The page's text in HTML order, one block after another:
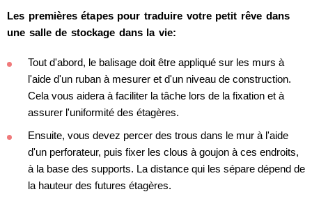
Les premières étapes pour traduire votre petit rêve dans
une salle de stockage dans la vie:
Tout d'abord, le balisage doit être appliqué sur les murs à
l'aide d'un ruban à mesurer et d'un niveau de construction.
Cela vous aidera à faciliter la tâche lors de la fixation et à
assurer l'uniformité des étagères.
Ensuite, vous devez percer des trous dans le mur à l'aide
d'un perforateur, puis fixer les clous à goujon à ces endroits,
à la base des supports. La distance qui les sépare dépend de
la hauteur des futures étagères.